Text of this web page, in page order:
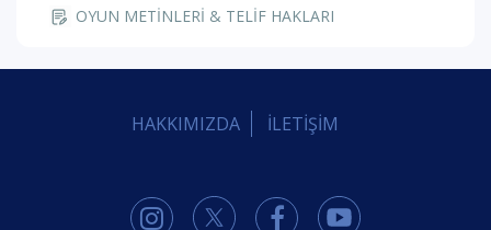
OYUN METİNLERİ & TELİF HAKLARI
HAKKIMIZDA İLETİŞİM